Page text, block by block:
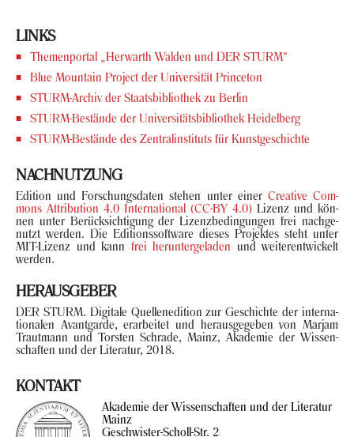
LINKS
The­men­por­tal „Her­warth Wal­den und DER STURM“
Blue Moun­tain Pro­ject der Uni­ver­si­tät Prince­ton
STURM-​Archiv der Staats­bi­blio­thek zu Ber­lin
STURM-​Bestände der Uni­ver­si­täts­bi­blio­thek Hei­del­berg
STURM-​Bestände des Zen­tral­in­sti­tuts für Kunst­ge­schich­te
NACH­NUT­ZUNG
Edi­ti­on und For­schungs­da­ten ste­hen unter einer Crea­ti­ve Com­
mons At­tri­bu­ti­on 4.0 In­ter­na­tio­nal (CC-BY 4.0) Li­zenz und kön­
nen unter Be­rück­sich­ti­gung der Li­zenz­be­din­gun­gen frei nach­ge­
nutzt wer­den. Die Edi­ti­ons­soft­ware die­ses Pro­jek­tes steht unter
MIT-​Lizenz und kann frei her­un­ter­ge­la­den und wei­ter­ent­wi­ckelt
wer­den.
HER­AUS­GE­BER
DER STURM. Di­gi­ta­le Quel­len­edi­ti­on zur Ge­schich­te der in­ter­na­
tio­na­len Avant­gar­de, er­ar­bei­tet und her­aus­ge­ge­ben von Mar­jam
Traut­mann und Tors­ten Schra­de, Mainz, Aka­de­mie der Wis­sen­
schaf­ten und der Li­te­ra­tur, 2018.
KON­TAKT
Aka­de­mie der Wis­sen­schaf­ten und der Li­te­ra­tur
Mainz
Geschwister-​Scholl-Str. 2